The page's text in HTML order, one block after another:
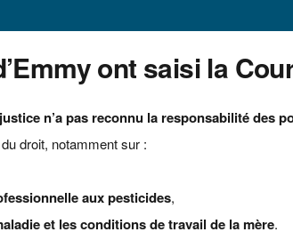
ont saisi la
n’a pas reconnu la responsabilité des
droit, notamment sur :
aux pesticides,
et les conditions de travail de la mère.